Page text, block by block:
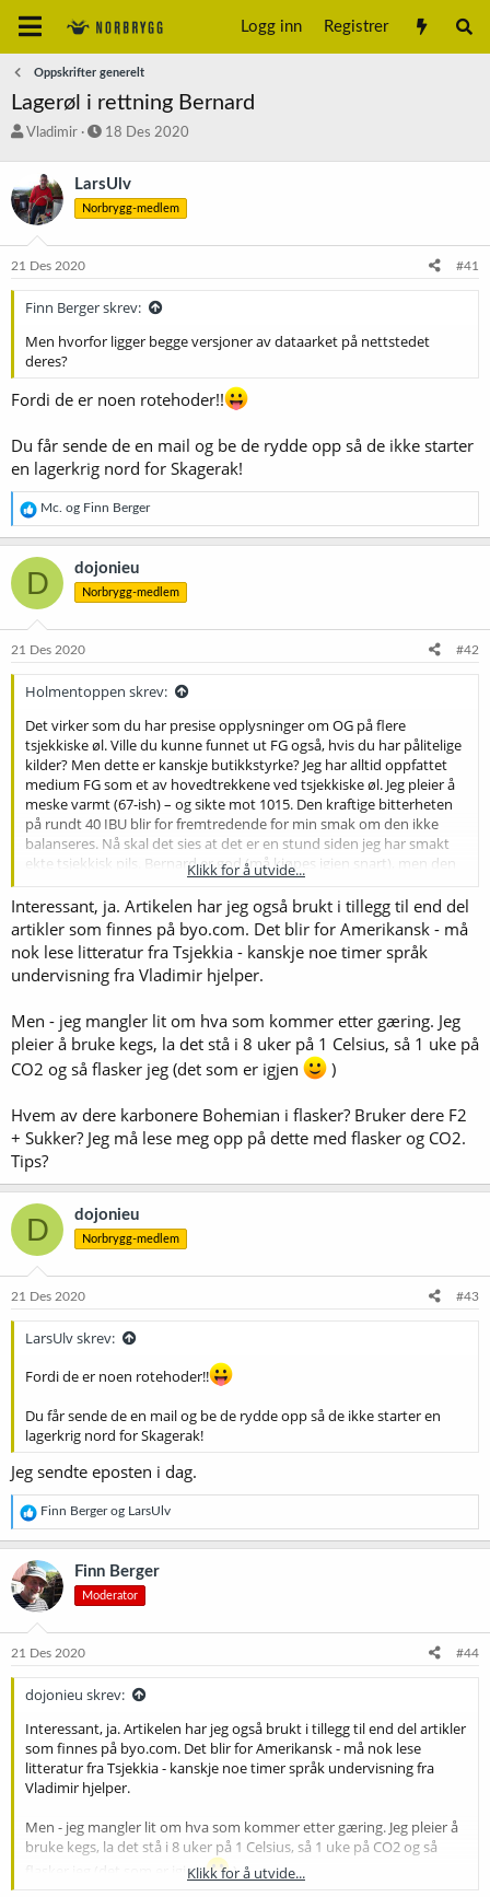
Logg inn Registrer
Oppskrifter generelt
Lagerøl i rettning Bernard
T
d
s
a
t
e
Vladimir
S
r
t
a
o
18 Des 2020
LarsUlv
Norbrygg-medlem
21 Des 2020 #41
Finn Berger skrev:
Men hvorfor ligger begge versjoner av dataarket på nettstedet
deres?
Fordi de er noen rotehoder!!
Du får sende de en mail og be de rydde opp så de ikke starter
en lagerkrig nord for Skagerak!
R
e
a
k
s
j
o
e
Mc. og Finn Berger
D dojonieu
Norbrygg-medlem
21 Des 2020 #42
Holmentoppen skrev:
Det virker som du har presise opplysninger om OG på flere
tsjekkiske øl. Ville du kunne funnet ut FG også, hvis du har pålitelige
kilder? Men dette er kanskje butikkstyrke? Jeg har alltid oppfattet
medium FG som et av hovedtrekkene ved tsjekkiske øl. Jeg pleier å
meske varmt (67-ish) – og sikte mot 1015. Den kraftige bitterheten
på rundt 40 IBU blir for fremtredende for min smak om den ikke
balanseres. Nå skal det sies at det er en stund siden jeg har smakt
ekte tsjekkisk pils. Bernard er god (må kjøpes igjen snart), men den
Urquellen som selges i butikk i Norge er gyselig. Kan det være at
butikkversjonene er basert på andre verdier enn de man bruker i
Tsjekkia?
Denne artikkelen
oppsummerer godt de dataene jeg har
basert min brygging på.
Klikk for å utvide...
Interessant, ja. Artikelen har jeg også brukt i tillegg til end del
artikler som finnes på byo.com. Det blir for Amerikansk - må
nok lese litteratur fra Tsjekkia - kanskje noe timer språk
undervisning fra Vladimir hjelper.
Men - jeg mangler lit om hva som kommer etter gæring. Jeg
pleier å bruke kegs, la det stå i 8 uker på 1 Celsius, så 1 uke på
CO2 og så flasker jeg (det som er igjen
)
Hvem av dere karbonere Bohemian i flasker? Bruker dere F2
+ Sukker? Jeg må lese meg opp på dette med flasker og CO2.
Tips?
D dojonieu
Norbrygg-medlem
21 Des 2020 #43
LarsUlv skrev:
Fordi de er noen rotehoder!!
Du får sende de en mail og be de rydde opp så de ikke starter en
lagerkrig nord for Skagerak!
Jeg sendte eposten i dag.
R
e
a
k
s
j
o
e
Finn Bergerog LarsUlv
Finn Berger
Moderator
21 Des 2020 #44
dojonieu skrev:
Interessant, ja. Artikelen har jeg også brukt i tillegg til end del artikler
som finnes på byo.com. Det blir for Amerikansk - må nok lese
litteratur fra Tsjekkia - kanskje noe timer språk undervisning fra
Vladimir hjelper.
Men - jeg mangler lit om hva som kommer etter gæring. Jeg pleier å
bruke kegs, la det stå i 8 uker på 1 Celsius, så 1 uke på CO2 og så
flasker jeg (det som er igjen
)
Klikk for å utvide...